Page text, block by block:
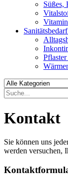
Süßes,
Sanitätsbedarf
Kontakt
Sie können uns
werden versuchen,